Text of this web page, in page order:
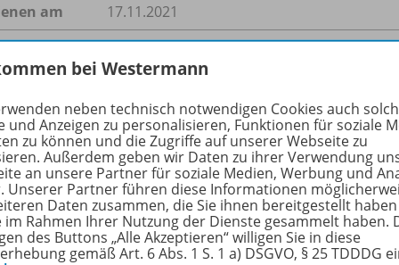
am
17.11.2021
449,2 kB
des Deutschen Bundestages sind Vertreter
bei Westermann
neben technisch notwendigen Cookies auch
und Anzeigen zu personalisieren, Funktionen für soziale
zu können und die Zugriffe auf unserer Webseite zu
Außerdem geben wir Daten zu ihrer Verwendung
an unsere Partner für soziale Medien, Werbung und
Unserer Partner führen diese Informationen
Daten zusammen, die Sie ihnen bereitgestellt
im Rahmen Ihrer Nutzung der Dienste gesammelt haben.
des Buttons „Alle Akzeptieren“ willigen Sie in diese
gemäß Art. 6 Abs. 1 S. 1 a) DSGVO, § 25 TDDDG